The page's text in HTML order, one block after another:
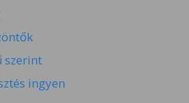
szerint
ingyen